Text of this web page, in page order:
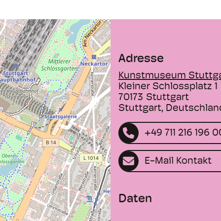
Tracey Emin, Jakob
Friedrich von Keller,
Ricarda Roggan, Erik
Troika sowie
Turato.
Adresse
Kunstmuseum
Kleiner Schlossplatz 1
70173 Stuttgart
Stuttgart,
+49 711 216 196
E-Mail Kontakt
Daten